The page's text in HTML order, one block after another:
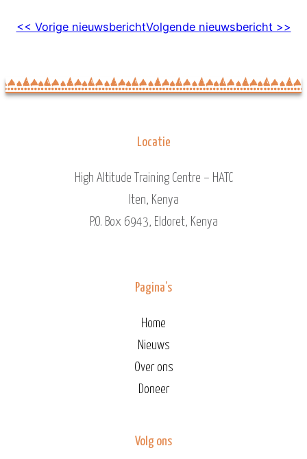
<< Vorige nieuwsberichtVolgende nieuwsbericht >>
Locatie
High Altitude Training Centre – HATC
Iten, Kenya
P.O. Box 6943, Eldoret, Kenya
Pagina’s
Home
Nieuws
Over ons
Doneer
Volg ons